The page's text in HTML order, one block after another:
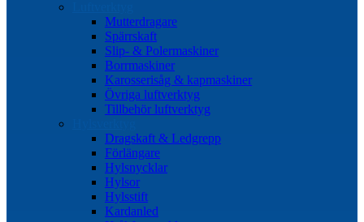
Mutterdragare
Spärrskaft
Slip- & Polermaskiner
Borrmaskiner
Karosserisåg & kapmaskiner
Övriga luftverktyg
Tillbehör luftverktyg
Dragskaft & Ledgrepp
Förlängare
Hylsnycklar
Hylsor
Hylsstift
Kardanled